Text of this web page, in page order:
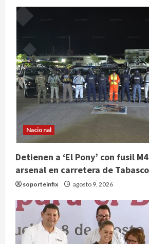
Nacional
Detienen a ‘El Pony’ con fusil
arsenal en carretera de Tabasco
soporteinfix agosto 9, 2026
2
Nacional
Detienen a ‘El
Tabasco
agosto 9, 2026
3
Melanie Martinez
Palacio de los
‘Hades: The
agosto 9, 2026